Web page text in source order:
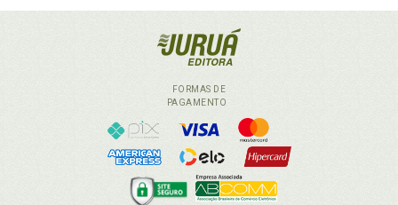
FORMAS DE
PAGAMENTO